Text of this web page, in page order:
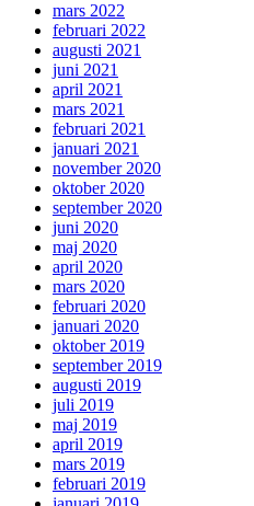
mars 2022
februari 2022
augusti 2021
juni 2021
april 2021
mars 2021
februari 2021
januari 2021
november 2020
oktober 2020
september 2020
juni 2020
maj 2020
april 2020
mars 2020
februari 2020
januari 2020
oktober 2019
september 2019
augusti 2019
juli 2019
maj 2019
april 2019
mars 2019
februari 2019